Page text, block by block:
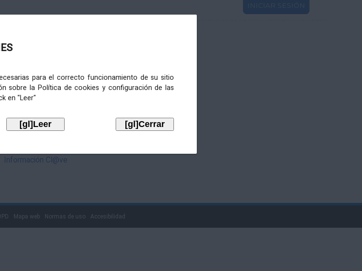
para el correcto funcionamiento de su sitio
sobre la Política de cookies y configuración de las
en "Leer"
INICIAR SESIÓN
logotipo
Información Cl@ve
Mapa web Normas de uso Accesibilidad